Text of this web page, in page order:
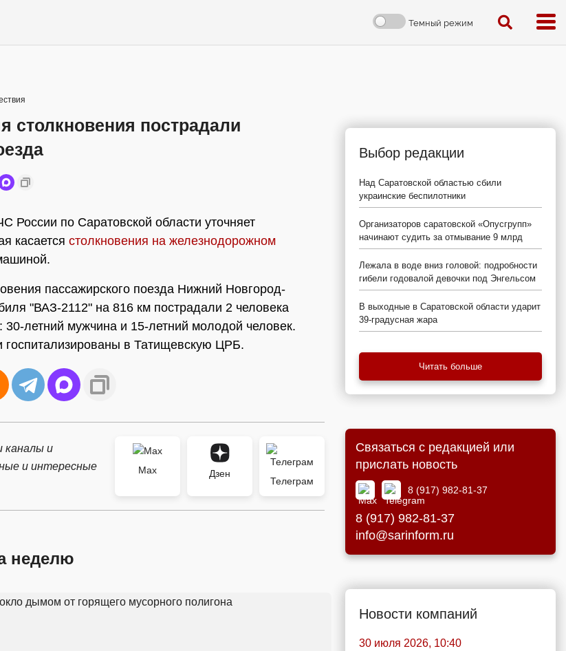
Темный режим
столкновения пострадали
России по Саратовской области уточняет
касается столкновения на железнодорожном
пассажирского поезда Нижний Новгород-
"ВАЗ-2112" на 816 км пострадали 2 человека
30-летний мужчина и 15-летний молодой человек.
в Татищевскую ЦРБ.
каналы и
и интересные
Max Дзен
Телеграм
неделю
Выбор редакции
Над Саратовской областью сбили
украинские беспилотники
Организаторов саратовской «Опусгрупп»
начинают судить за отмывание 9 млрд
Лежала в воде вниз головой: подробности
гибели годовалой девочки под Энгельсом
В выходные в Саратовской области ударит
39-градусная жара
Читать больше
Связаться с редакцией или
прислать новость
8 (917) 982-81-37
8 (917) 982-81-37
info@sarinform.ru
Новости компаний
30 июля 2026, 10:40